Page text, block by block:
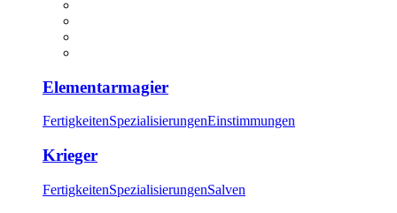
Elementarmagier
FertigkeitenSpezialisierungenEinstimmungen
Krieger
FertigkeitenSpezialisierungenSalven